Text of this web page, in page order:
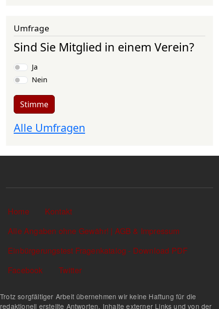
Umfrage
Sind Sie Mitglied in einem Verein?
Auswahlmöglichkeiten
Ja
Nein
Stimme
Alle Umfragen
Sekundärlinks
Home
Kontakt
Alle Angaben ohne Gewähr! | AGB & Impressum
Einbürgerungstest Fragenkatalog - Download PDF
Facebook
Twitter
Trotz sorgfältiger Arbeit übernehmen wir keine Haftung für die
redaktionell erstellte Antworten, Inhalte externer Links und von der